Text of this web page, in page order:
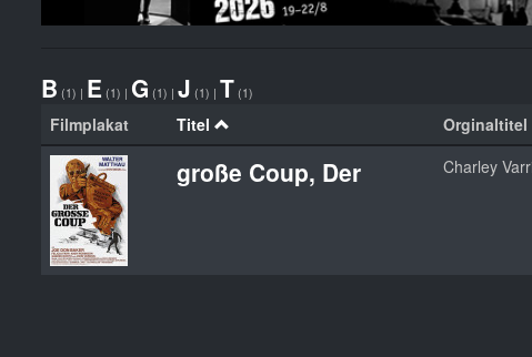
B (1) | E (1) | G (1) | J (1) | T (1)
Filmplakat Titel Orginaltitel
große Coup, Der Charley